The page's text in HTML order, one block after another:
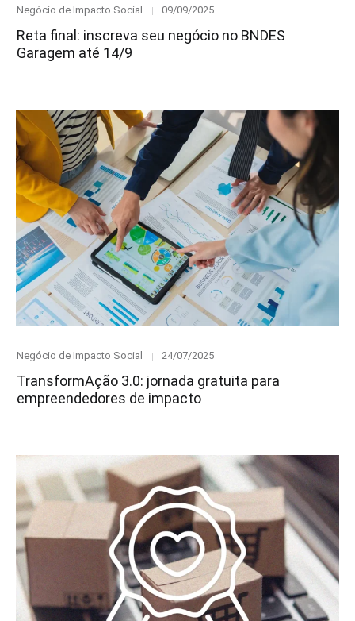
Category
Negócio de Impacto Social
Posted
09/09/2025
Reta final: inscreva seu negócio no BNDES
Garagem até 14/9
Category
Negócio de Impacto Social
Posted
24/07/2025
TransformAção 3.0: jornada gratuita para
empreendedores de impacto